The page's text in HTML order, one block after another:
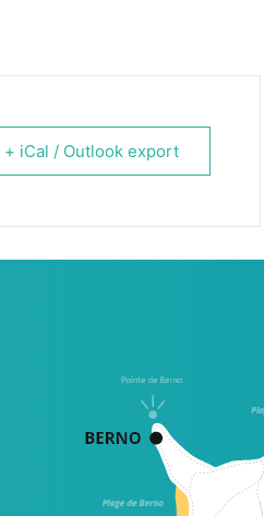
+ iCal / Outlook export